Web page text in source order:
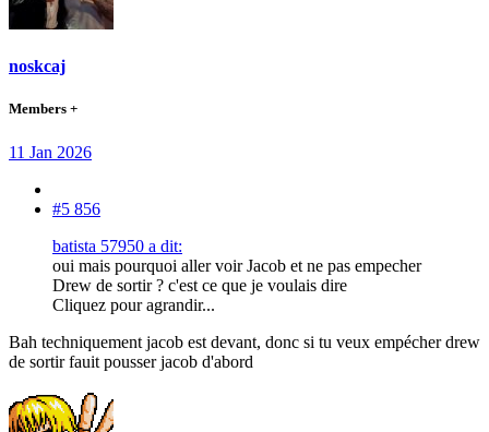
noskcaj
Members +
11 Jan 2026
#5 856
batista 57950 a dit:
oui mais pourquoi aller voir Jacob et ne pas empecher
Drew de sortir ? c'est ce que je voulais dire
Cliquez pour agrandir...
Bah techniquement jacob est devant, donc si tu veux empécher drew
de sortir fauit pousser jacob d'abord